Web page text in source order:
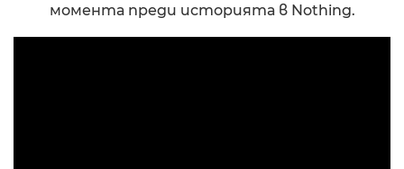
момента преди историята в Nothing.